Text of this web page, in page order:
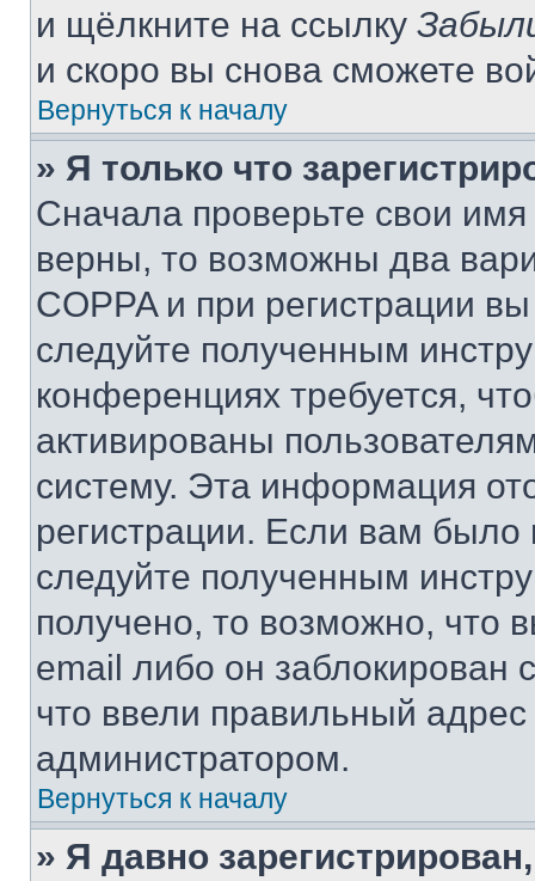
и щёлкните на ссылку
и скоро вы снова сможете
Вернуться к началу
» Я только что
Сначала проверьте свои
верны, то возможны два
COPPA и при регистрации
следуйте полученным
конференциях требуется,
активированы
систему. Эта информация
регистрации. Если вам
следуйте полученным
получено, то возможно, что
email либо он
что ввели правильный адрес
администратором.
Вернуться к началу
» Я давно